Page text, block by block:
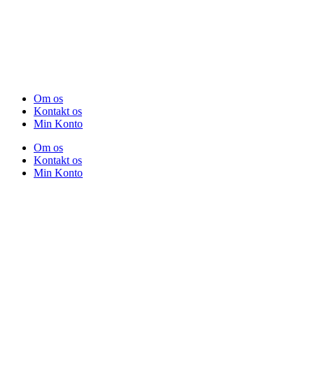
Om os
Kontakt os
Min Konto
Om os
Kontakt os
Min Konto